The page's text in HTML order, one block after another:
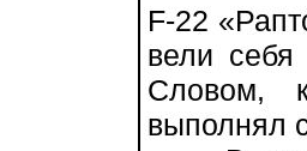
F-22
вели
Словом,
выполнял